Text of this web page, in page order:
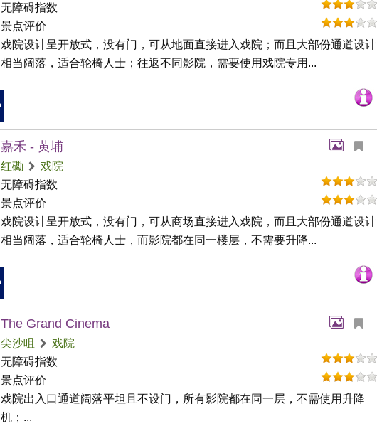
无障碍指数
景点评价
戏院设计呈开放式，没有门，可从地面直接进入戏院；而且大部份通道设计
相当阔落，适合轮椅人士；往返不同影院，需要使用戏院专用...
嘉禾 - 黄埔
红磡
戏院
无障碍指数
景点评价
戏院设计呈开放式，没有门，可从商场直接进入戏院，而且大部份通道设计
相当阔落，适合轮椅人士，而影院都在同一楼层，不需要升降...
The Grand Cinema
尖沙咀
戏院
无障碍指数
景点评价
戏院出入口通道阔落平坦且不设门，所有影院都在同一层，不需使用升降
机；...